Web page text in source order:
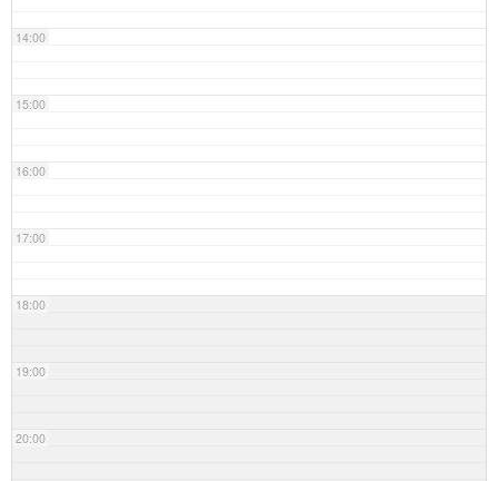
14:00
15:00
16:00
17:00
18:00
19:00
20:00